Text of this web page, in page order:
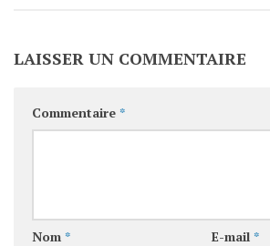
LAISSER UN COMMENTAIRE
Commentaire *
Nom * E-mail *